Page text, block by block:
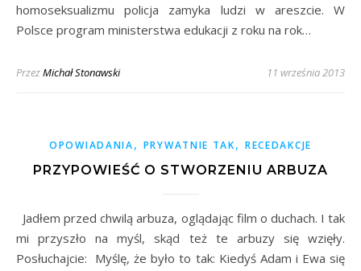
homoseksualizmu policja zamyka ludzi w areszcie. W
Polsce program ministerstwa edukacji z roku na rok…
PrzezMichał Stonawski 11 września 2013
OPOWIADANIA, PRYWATNIE TAK, RECEDAKCJE
PRZYPOWIEŚĆ O STWORZENIU ARBUZA
Jadłem przed chwilą arbuza, oglądając film o duchach. I tak
mi przyszło na myśl, skąd też te arbuzy się wzięły.
Posłuchajcie: Myślę, że było to tak: Kiedyś Adam i Ewa się